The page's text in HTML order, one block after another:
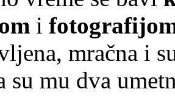
i
mračna i
su mu dva